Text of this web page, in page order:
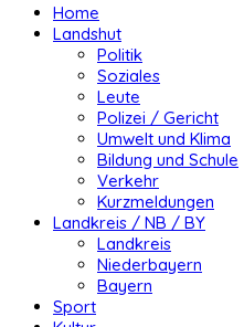
Home
Landshut
Politik
Soziales
Leute
Polizei / Gericht
Umwelt und Klima
Bildung und Schule
Verkehr
Kurzmeldungen
Landkreis / NB / BY
Landkreis
Niederbayern
Bayern
Sport